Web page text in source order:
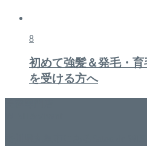
8
初めて強髪＆発毛・
を受ける方へ